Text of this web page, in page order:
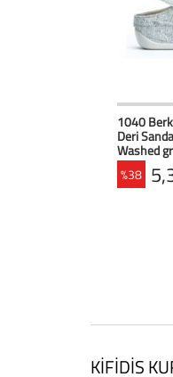
1040
Deri
Washed
%38
KİFİDİS